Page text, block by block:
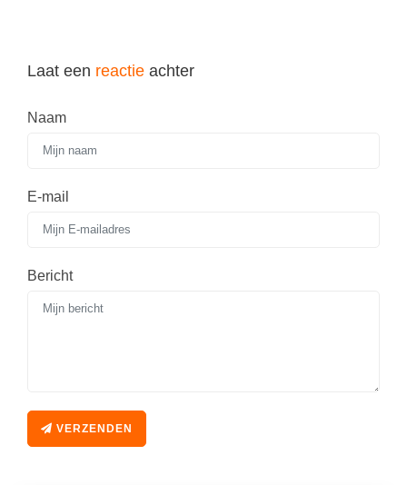
Laat een reactie achter
Naam
E-mail
Bericht
VERZENDEN